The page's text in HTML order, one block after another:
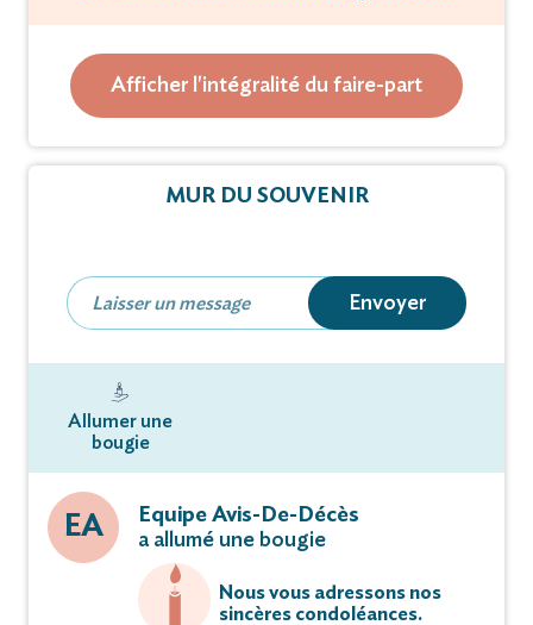
Vous pouvez déposer vos messages de
condoléances et témoignages sur ce site.
Afficher l'intégralité du faire-part
MUR DU SOUVENIR
Envoyer
Allumer une
bougie
EA
Equipe Avis-De-Décès
a allumé une bougie
Nous vous adressons nos
sincères condoléances.